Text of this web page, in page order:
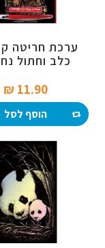
ערכת חריטה
כלב וחתול
11.90 ₪‎
הוסף לסל